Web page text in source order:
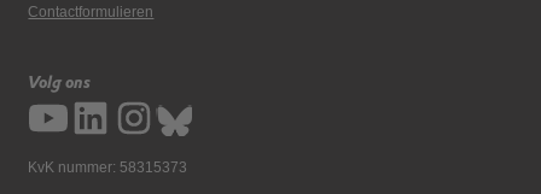
Contactformulieren
Volg ons
KvK nummer: 58315373